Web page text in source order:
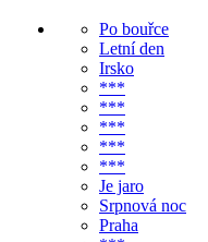
Po bouřce
Letní den
Irsko
***
***
***
***
***
Je jaro
Srpnová noc
Praha